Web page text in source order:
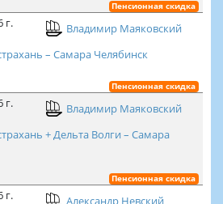
Пенсионная скидка
г.
Владимир Маяковский
– Самара Челябинск
Пенсионная скидка
г.
Владимир Маяковский
+ Дельта Волги – Самара
Пенсионная скидка
г.
Александр Невский